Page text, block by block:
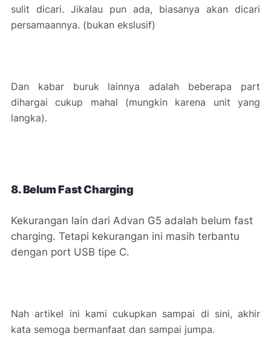
sulit dicari. Jikalau pun ada, biasanya akan dicari
persamaannya. (bukan ekslusif)
Dan kabar buruk lainnya adalah beberapa part
dihargai cukup mahal (mungkin karena unit yang
langka).
8. Belum Fast Charging
Kekurangan lain dari Advan G5 adalah belum fast
charging. Tetapi kekurangan ini masih terbantu
dengan port USB tipe C.
Nah artikel ini kami cukupkan sampai di sini, akhir
kata semoga bermanfaat dan sampai jumpa.